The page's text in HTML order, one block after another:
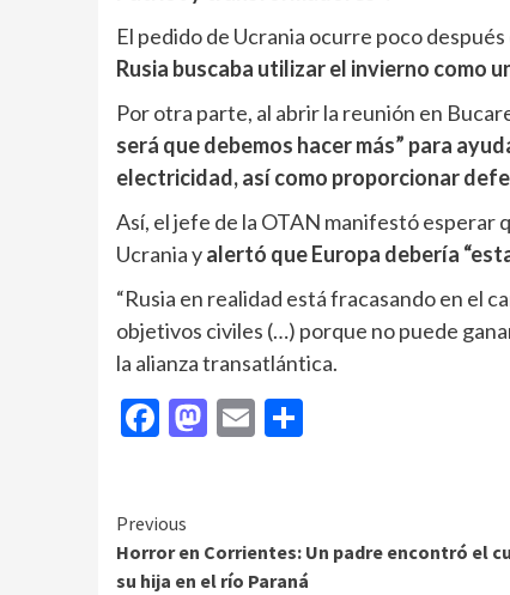
El pedido de Ucrania ocurre poco después
Rusia buscaba utilizar el invierno como
Por otra parte, al abrir la reunión en
será que debemos hacer más” para
electricidad, así como proporcionar
Así, el jefe de la OTAN manifestó esperar
Ucrania yalertó que Europa debería
“Rusia en realidad está fracasando en el
objetivos civiles (…) porque no puede
la alianza transatlántica.
Facebook
Mastodon
Email
Continue
Reading
Previous
Horror en Corrientes: Un padre encontró el
su hija en el río Paraná